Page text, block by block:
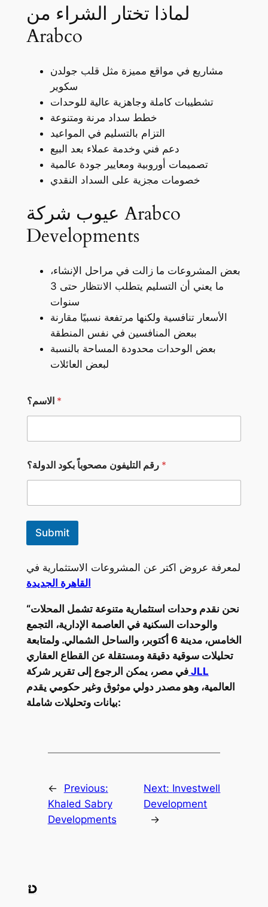
لماذا تختار الشراء من
Arabco
مشاريع في مواقع مميزة مثل قلب جولدن
سكوير
تشطيبات كاملة وجاهزية عالية للوحدات
خطط سداد مرنة ومتنوعة
التزام بالتسليم في المواعيد
دعم فني وخدمة عملاء بعد البيع
تصميمات أوروبية ومعايير جودة عالمية
خصومات مجزية على السداد النقدي
عيوب شركة Arabco
Developments
بعض المشروعات ما زالت في مراحل الإنشاء،
ما يعني أن التسليم يتطلب الانتظار حتى 3
سنوات
الأسعار تنافسية ولكنها مرتفعة نسبيًا مقارنة
ببعض المنافسين في نفس المنطقة
بعض الوحدات محدودة المساحة بالنسبة
لبعض العائلات
الاسم؟ *
ل
ا
م
ب
و
*
رقم التليفون مصحوباً بكود الدولة؟ *
Submit
لمعرفة عروض اكتر عن المشروعات الاستثمارية في
القاهرة الجديدة
“نحن نقدم وحدات استثمارية متنوعة تشمل المحلات
والوحدات السكنية في العاصمة الإدارية، التجمع
الخامس، مدينة 6 أكتوبر، والساحل الشمالي. ولمتابعة
تحليلات سوقية دقيقة ومستقلة عن القطاع العقاري
في مصر، يمكن الرجوع إلى تقرير شركةJLL
العالمية، وهو مصدر دولي موثوق وغير حكومي يقدم
بيانات وتحليلات شاملة:
←
Previous:
Khaled Sabry
Developments
Next: Investwell
Development
→